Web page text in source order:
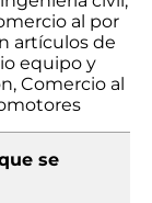
al por
artículos de
equipo y
Comercio al
se